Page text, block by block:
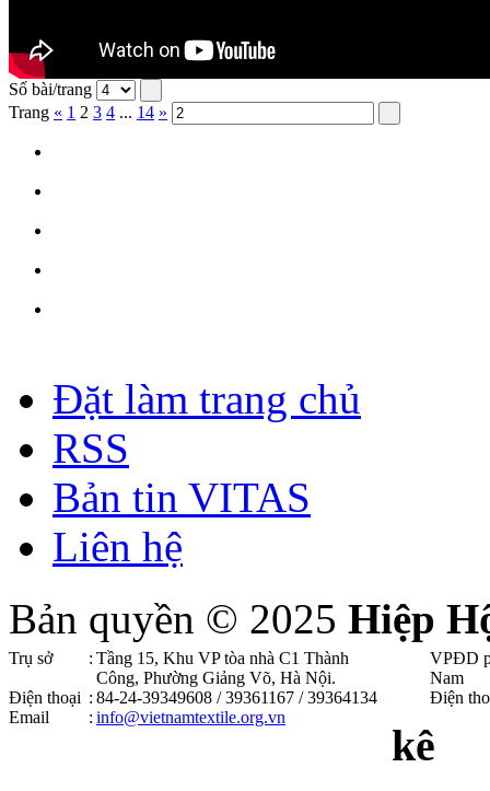
Số bài/trang
Trang « 1 2 3 4 ... 14 »
Đặt làm trang chủ
RSS
Bản tin VITAS
Liên hệ
Bản quyền © 2025 Hiệp
Trụ sở : Tầng 15, Khu VP tòa nhà C1 Thành
Công, Phường Giảng Võ, Hà Nội .
Điện thoại : 84-24-39349608 / 39361167 / 39364134
Email
: info@vietnamtextile.org.vn
VPĐD
Nam
Điện
kê